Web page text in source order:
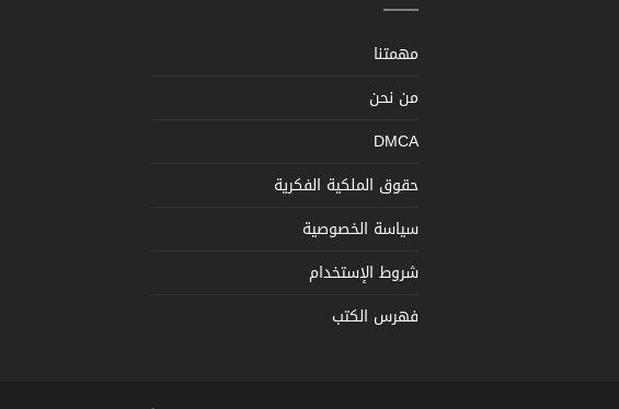
مهمتنا
من نحن
DMCA
حقوق الملكية الفكرية
سياسة الخصوصية
شروط الإستخدام
فهرس الكتب